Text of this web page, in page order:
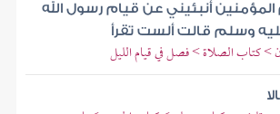
أنبئيني عن قيام رسول الله
وسلم قالت ألست تقرأ
كتاب الصلاة > فصل في قيام الليل